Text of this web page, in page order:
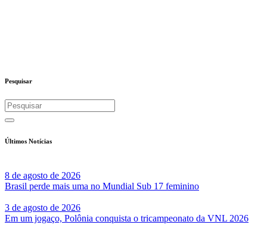
Pesquisar
Últimos Notícias
8 de agosto de 2026
Brasil perde mais uma no Mundial Sub 17 feminino
3 de agosto de 2026
Em um jogaço, Polônia conquista o tricampeonato da VNL 2026